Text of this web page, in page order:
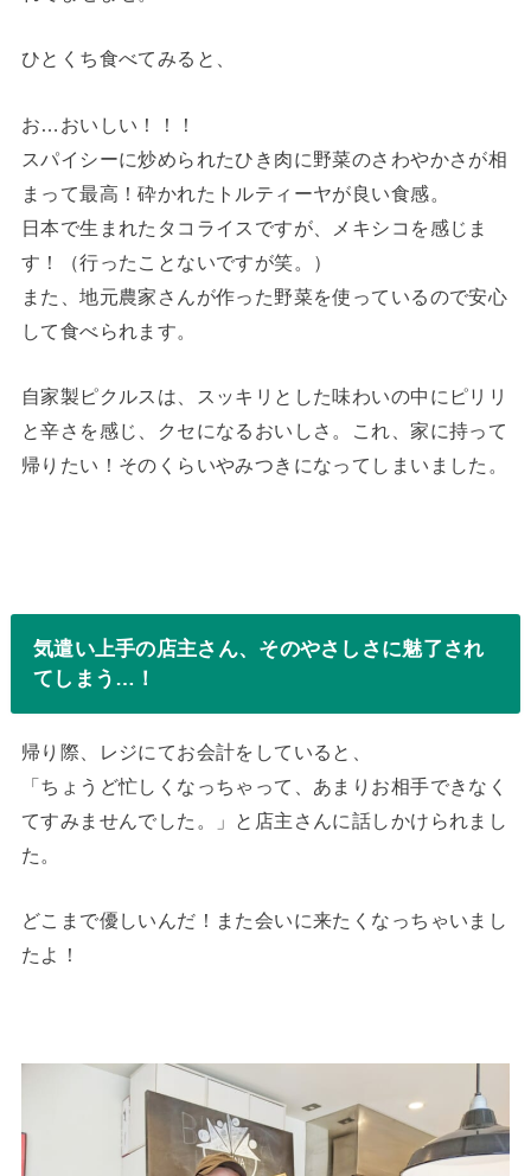
ひとくち食べてみると、
お…おいしい！！！
スパイシーに炒められたひき肉に野菜のさわやかさが相
まって最高！砕かれたトルティーヤが良い食感。
日本で生まれたタコライスですが、メキシコを感じま
す！（行ったことないですが笑。）
また、地元農家さんが作った野菜を使っているので安心
して食べられます。
自家製ピクルスは、スッキリとした味わいの中にピリリ
と辛さを感じ、クセになるおいしさ。これ、家に持って
帰りたい！そのくらいやみつきになってしまいました。
気遣い上手の店主さん、そのやさしさに魅了され
てしまう…！
帰り際、レジにてお会計をしていると、
「ちょうど忙しくなっちゃって、あまりお相手できなく
てすみませんでした。」と店主さんに話しかけられまし
た。
どこまで優しいんだ！また会いに来たくなっちゃいまし
たよ！